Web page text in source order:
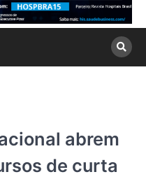
abrem
de curta